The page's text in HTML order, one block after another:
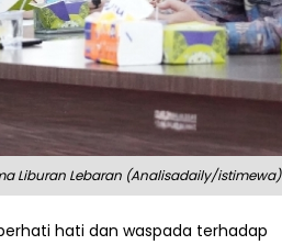
Liburan Lebaran (Analisadaily/istimewa)
hati dan waspada terhadap